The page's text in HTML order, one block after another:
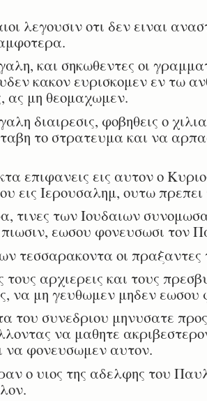
λεγουσιν οτι δεν ειναι
και σηκωθεντες οι
κακον ευρισκομεν εν τω
ας μη θεομαχωμεν.
διαιρεσις, φοβηθεις ο
το στρατευμα και να
επιφανεις εις αυτον ο
εις Ιερουσαλημ, ουτω
τινες των Ιουδαιων
εωσου φονευσωσι τον
τεσσαρακοντα οι
τους αρχιερεις και τους
να μη γευθωμεν μηδεν
του συνεδριου μηνυσατε
να μαθητε
να φονευσωμεν αυτον.
ο υιος της αδελφης του